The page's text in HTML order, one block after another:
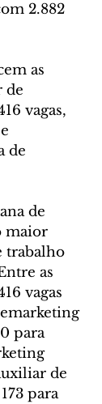
2.882
as
de
vagas,
de
de
maior
trabalho
as
vagas
para
de
para